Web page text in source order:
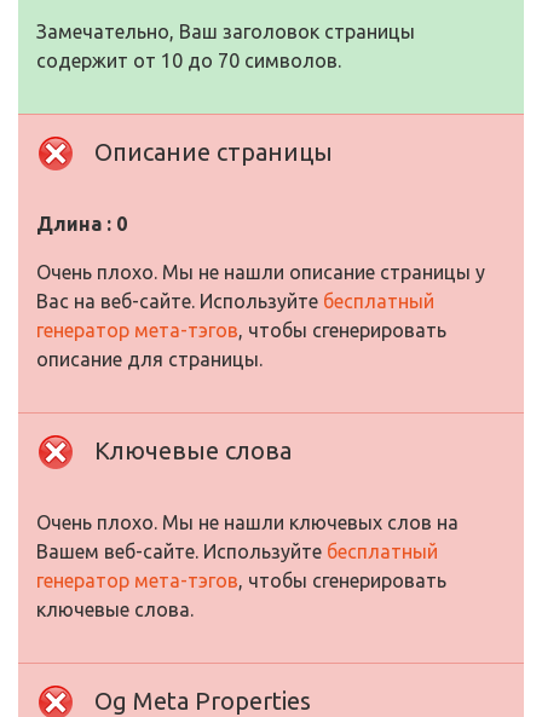
Замечательно, Ваш заголовок страницы
содержит от 10 до 70 символов.
Описание страницы
Длина : 0
Очень плохо. Мы не нашли описание страницы у
Вас на веб-сайте. Используйте бесплатный
генератор мета-тэгов, чтобы сгенерировать
описание для страницы.
Ключевые слова
Очень плохо. Мы не нашли ключевых слов на
Вашем веб-сайте. Используйте бесплатный
генератор мета-тэгов, чтобы сгенерировать
ключевые слова.
Og Meta Properties